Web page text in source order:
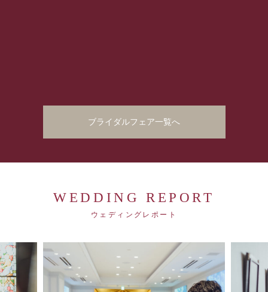
ブライダルフェア一覧へ
WEDDING REPORT
ウェディングレポート